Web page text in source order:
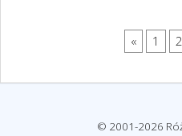
« 1 2
© 2001-2026